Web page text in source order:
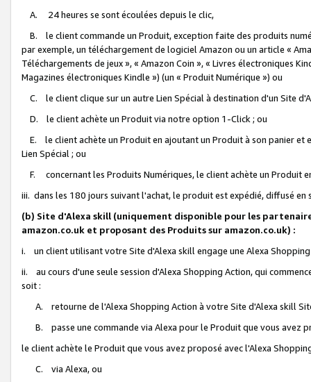
A. 24 heures se sont écoulées depuis le clic,
B. le client commande un Produit, exception faite des produits
par exemple, un téléchargement de logiciel Amazon ou un article «
Téléchargements de jeux », « Amazon Coin », « Livres électroniques
Magazines électroniques Kindle ») (un « Produit Numérique ») ou
C. le client clique sur un autre Lien Spécial à destination d'un Site
D. le client achète un Produit via notre option 1-Click ; ou
E. le client achète un Produit en ajoutant un Produit à son panier et
Lien Spécial ; ou
F. concernant les Produits Numériques, le client achète un Produit
iii. dans les 180 jours suivant l'achat, le produit est expédié, diffusé
(b) Site d'Alexa skill (uniquement disponible pour les
amazon.co.uk et proposant des Produits sur amazon.co.uk) :
i. un client utilisant votre Site d'Alexa skill engage une Alexa
ii. au cours d'une seule session d'Alexa Shopping Action, qui
soit :
A. retourne de l'Alexa Shopping Action à votre Site d'Alexa skill
B. passe une commande via Alexa pour le Produit que vous avez
le client achète le Produit que vous avez proposé avec l'Alexa
C. via Alexa, ou